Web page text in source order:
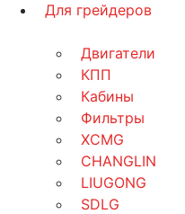
Для грейдеров
Двигатели
КПП
Кабины
Фильтры
XCMG
CHANGLIN
LIUGONG
SDLG